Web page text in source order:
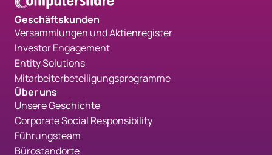
Geschäftskunden
Versammlungen und Aktienregister
Investor Engagement
Entity Solutions
Mitarbeiterbeteiligungsprogramme
Über uns
Unsere Geschichte
Corporate Social Responsibility
Führungsteam
Bürostandorte